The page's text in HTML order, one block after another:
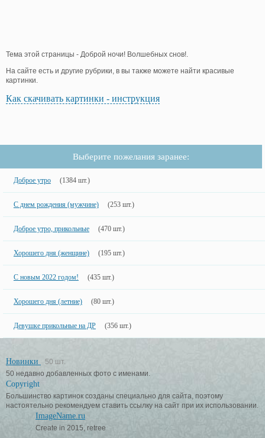
Тема этой страницы - Доброй ночи! Волшебных снов!.
На сайте есть и другие рубрики, в вы также можете найти красивые
картинки.
Как скачивать картинки - инструкция
Выберите пожелания заранее:
Доброе утро (1384 шт.)
С днем рождения (мужчине) (253 шт.)
Доброе утро, прикольные (470 шт.)
Хорошего дня (женщине) (195 шт.)
С новым 2022 годом! (435 шт.)
Хорошего дня (летние) (80 шт.)
Девушке прикольные на ДР (356 шт.)
Новинки
50 шт.
50 недавно добавленных фото с именами.
Copyright
Большинство картинок созданы специально для сайта, поэтому
настоятельно рекомендуем ставить ссылку на сайт при их использовании.
ImageName.ru
Create in 2015, retree